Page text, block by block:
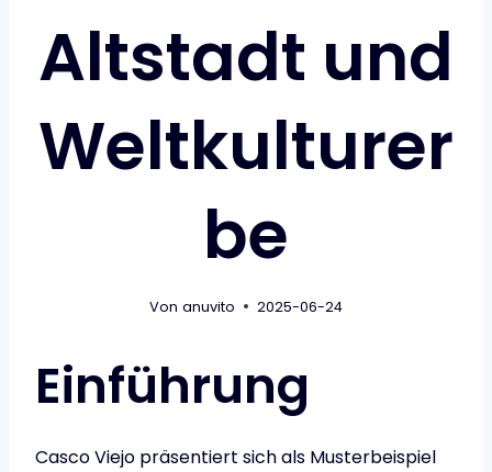
Altstadt und
Weltkulturer
be
Von anuvito 2025-06-24
Einführung
Casco Viejo präsentiert sich als Musterbeispiel